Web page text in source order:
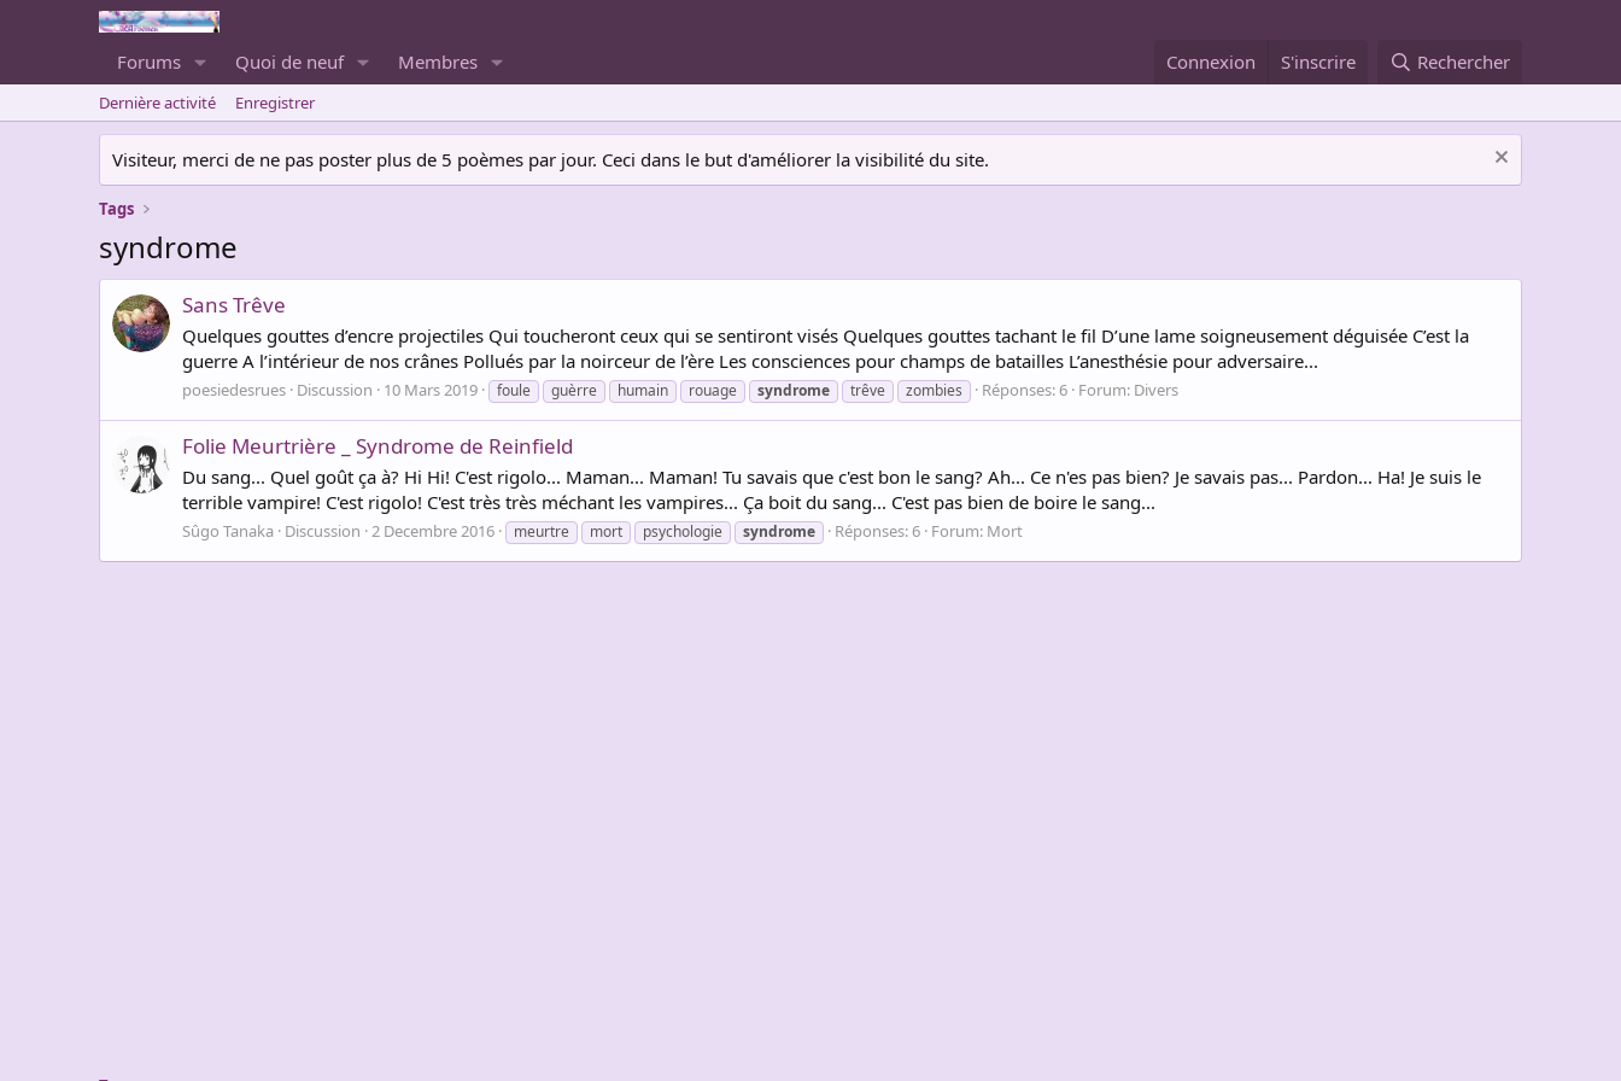
Forums Quoi de neuf Membres Connexion S'inscrire Rechercher
Dernière activité Enregistrer
Visiteur, merci de ne pas poster plus de 5 poèmes par jour. Ceci dans le but d'améliorer la visibilité du site.
Tags
syndrome
Sans Trêve
Quelques gouttes d’encre projectiles Qui toucheront ceux qui se sentiront visés Quelques gouttes tachant le fil D’une lame soigneusement déguisée C’est la
guerre A l’intérieur de nos crânes Pollués par la noirceur de l’ère Les consciences pour champs de batailles L’anesthésie pour adversaire...
poesiedesrues Discussion 10 Mars 2019 foule guèrre humain rouage syndrome trêve zombies Réponses: 6 Forum: Divers
Folie Meurtrière _ Syndrome de Reinfield
Du sang... Quel goût ça à? Hi Hi! C'est rigolo... Maman... Maman! Tu savais que c'est bon le sang? Ah... Ce n'es pas bien? Je savais pas... Pardon... Ha! Je suis le
terrible vampire! C'est rigolo! C'est très très méchant les vampires... Ça boit du sang... C'est pas bien de boire le sang...
Sûgo Tanaka Discussion 2 Decembre 2016 meurtre mort psychologie syndrome Réponses: 6 Forum: Mort